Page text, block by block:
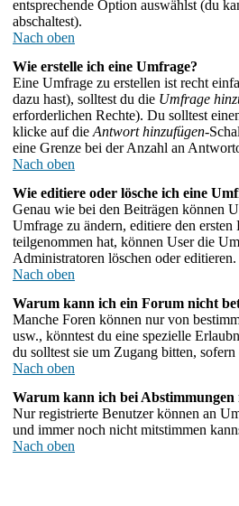
entsprechende Option auswählst (du
abschaltest).
Nach oben
Wie erstelle ich eine Umfrage?
Eine Umfrage zu erstellen ist recht
dazu hast), solltest du die Umfrage
erforderlichen Rechte). Du solltest
klicke auf die Antwort hinzufügen-
eine Grenze bei der Anzahl an
Nach oben
Wie editiere oder lösche ich eine
Genau wie bei den Beiträgen können
Umfrage zu ändern, editiere den
teilgenommen hat, können User die
Administratoren löschen oder
Nach oben
Warum kann ich ein Forum nicht
Manche Foren können nur von
usw., könntest du eine spezielle
du solltest sie um Zugang bitten,
Nach oben
Warum kann ich bei Abstimmungen
Nur registrierte Benutzer können an
und immer noch nicht mitstimmen
Nach oben